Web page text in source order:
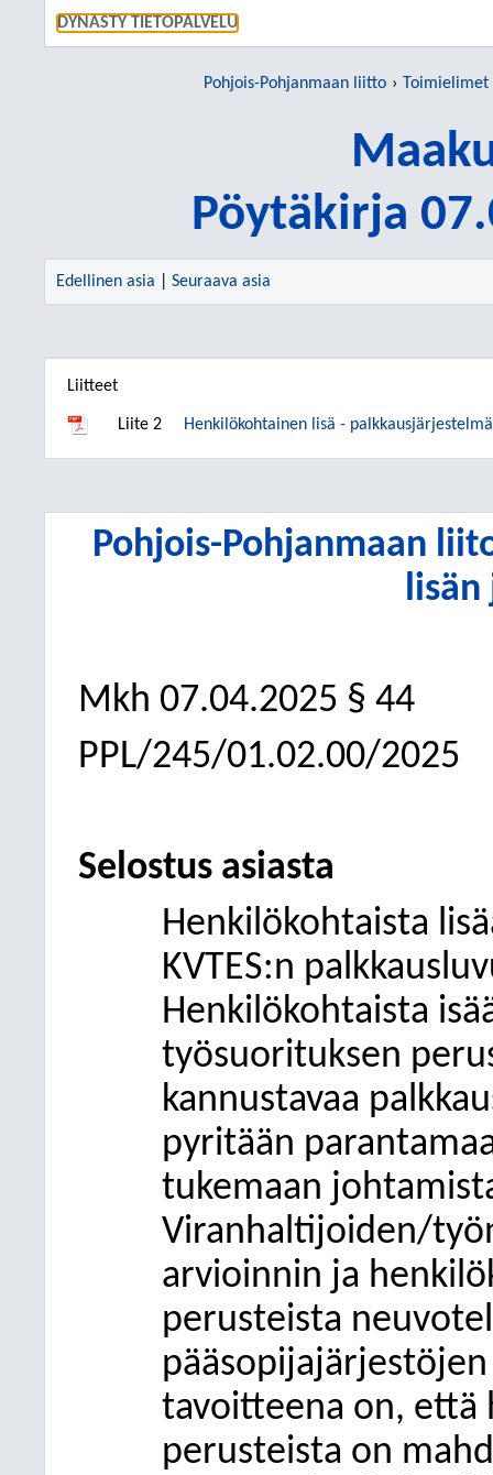
DYNASTY TIETOPALVELU
Pohjois-Pohjanmaan liitto Toimielimet
Pöytäkirja
Edellinen asia Seuraava asia
Liitteet
Liite 2 Henkilökohtainen lisä -
Pohjois-Pohjanmaan
lisän
Mkh 07.04.2025 § 44
PPL/245/01.02.00/2025
Selostus asiasta
Henkilökohtaista
KVTES:n
Henkilökohtaista
työsuorituksen
kannustavaa
pyritään
tukemaan
Viranhaltijoiden/
arvioinnin ja
perusteista
tavoitteena on, että
perusteista on